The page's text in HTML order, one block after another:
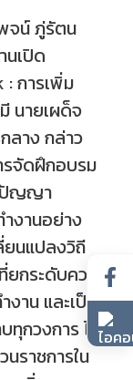
จน์ ภู่รัตน
นเปิด
: การเพิ่ม
นายเผด็จ
ลาง กล่าว
รจัดฝึกอบรม
ปัญญา
งานอย่าง
ยนแปลงวิถี
ยกระดับความ
าน และเป็น
ทุกวงการ ไม่
ราชการใน